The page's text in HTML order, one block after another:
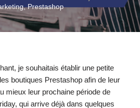
,Prestashop
je souhaitais établir une petite
boutiques Prestashop afin de leur
mieux leur prochaine période de
qui arrive déjà dans quelques